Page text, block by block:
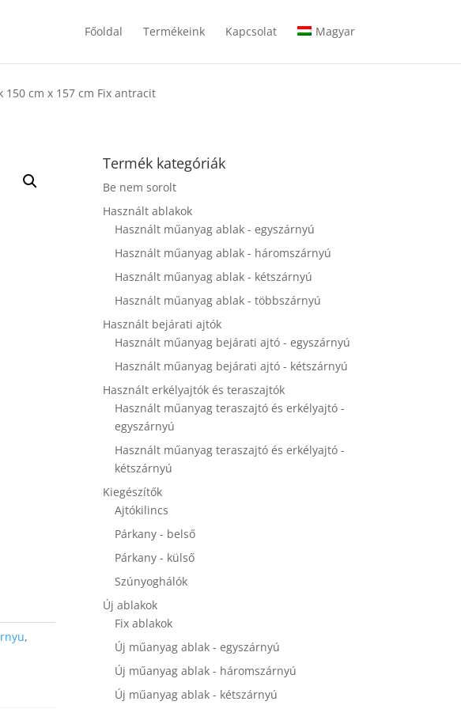
Főoldal Termékeink Kapcsolat Magyar
cm x 157 cm Fix antracit
,
Termék kategóriák
Be nem sorolt
Használt ablakok
Használt műanyag ablak - egyszárnyú
Használt műanyag ablak - háromszárnyú
Használt műanyag ablak - kétszárnyú
Használt műanyag ablak - többszárnyú
Használt bejárati ajtók
Használt műanyag bejárati ajtó - egyszárnyú
Használt műanyag bejárati ajtó - kétszárnyú
Használt erkélyajtók és teraszajtók
Használt műanyag teraszajtó és erkélyajtó -
egyszárnyú
Használt műanyag teraszajtó és erkélyajtó -
kétszárnyú
Kiegészítők
Ajtókilincs
Párkany - belső
Párkany - külső
Szúnyoghálók
Új ablakok
Fix ablakok
Új műanyag ablak - egyszárnyú
Új műanyag ablak - háromszárnyú
Új műanyag ablak - kétszárnyú